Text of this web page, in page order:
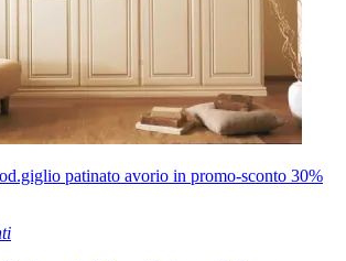
patinato avorio in promo-sconto 30%